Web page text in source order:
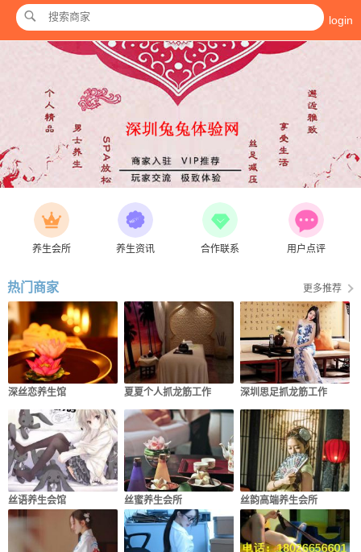
养生会所 养生资讯 合作联系 用户点评
热门商家 更多推荐
深丝恋养生馆 夏夏个人抓龙筋工作 深圳思足抓龙筋工作
丝语养生会馆 丝蜜养生会所 丝韵高端养生会所
login